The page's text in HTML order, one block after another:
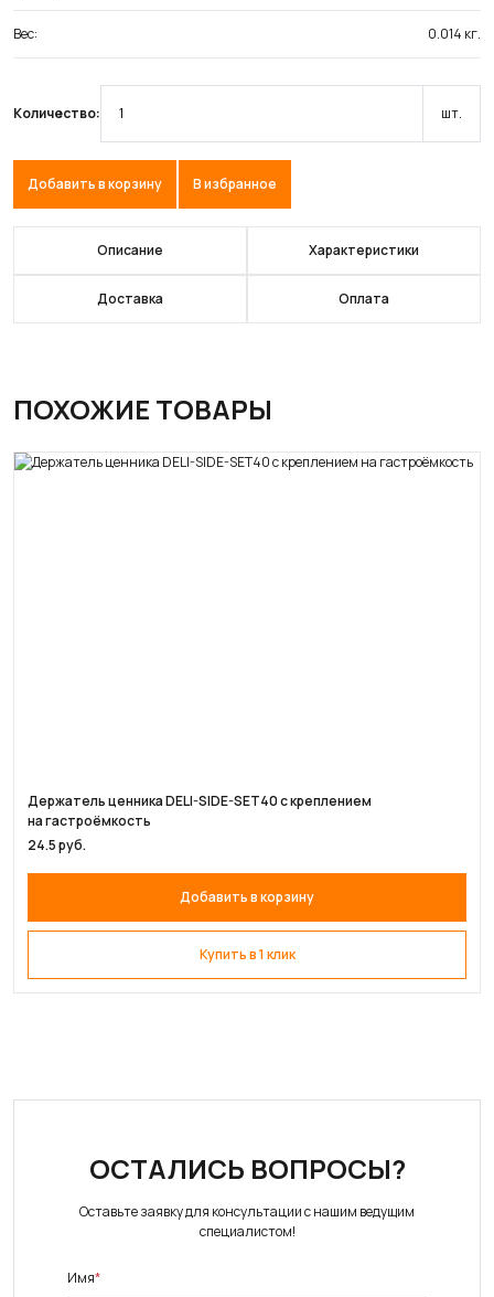
Вес: 0.014 кг.
Количество: шт.
Добавить в корзину В избранное
Описание Характеристики
Доставка Оплата
ПОХОЖИЕ ТОВАРЫ
Держатель ценника DELI-SIDE-SET40 с креплением
на гастроёмкость
24.5 руб.
Добавить в корзину
Купить в 1 клик
ОСТАЛИСЬ ВОПРОСЫ?
Оставьте заявку для консультации с нашим ведущим
специалистом!
Имя*